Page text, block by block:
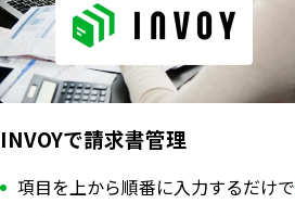
INVOYで請求書管理
項目を上から順番に入力するだけで